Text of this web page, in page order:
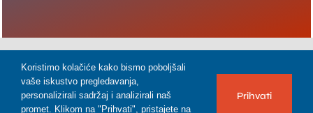
Koristimo kolačiće kako bismo poboljšali
vaše iskustvo pregledavanja,
personalizirali sadržaj i analizirali naš
promet. Klikom na "Prihvati", pristajete na
Prihvati